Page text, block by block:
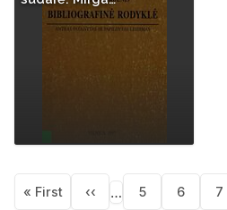
First
« First
Previous
‹‹ … Puslapis
5
Puslapis
6 7